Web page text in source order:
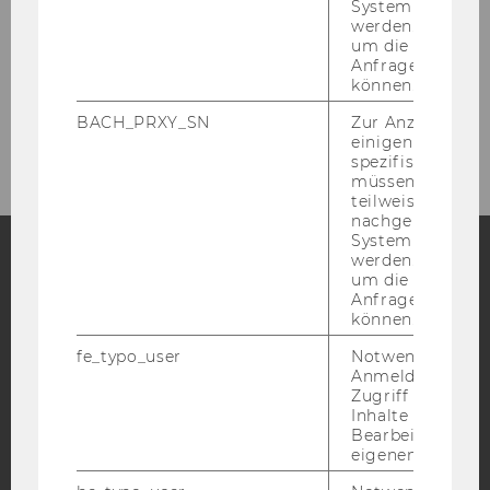
Blog
Bluesky
System
werden.
um die Antwort
Anfrage
können.
BACH_PRXY_SN
Zur Anzeige von
einigen WU-
spezifischen
müssen
teilweise von
nachgelagerten
System
werden.
um die Antwort
Anfrage
können.
fe_typo_user
Notwendig für
Anmeldung und
Zugriff auf
Inhalte oder zur
Bearbeitung des
eigenen Profils.